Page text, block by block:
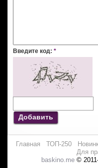
Введите код: *
Добавить
Главная ТОП-250
Для
baskino.me©